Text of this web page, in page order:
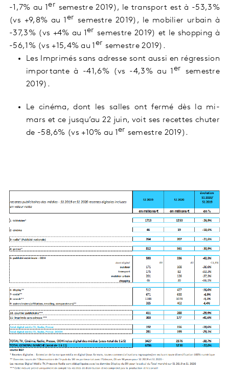
-1,7% au 1er semestre 2019), le transport est à -53,3%
(vs +9,8% au 1 er semestre 2019), le mobilier urbain à
-37,3% (vs +4% au 1er semestre 2019) et le shopping à
-56,1% (vs +15,4% au 1 er semestre 2019).
Les Imprimés sans adresse sont aussi en régression
importante à -41,6% (vs -4,3% au 1 er semestre
2019).
Le cinéma, dont les salles ont fermé dès la mi-
mars et ce jusqu’au 22 juin, voit ses recettes chuter
de -58,6% (vs +10% au 1er semestre 2019).